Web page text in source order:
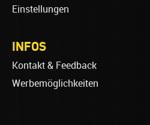
Einstellungen
INFOS
Kontakt & Feedback
Werbemöglichkeiten